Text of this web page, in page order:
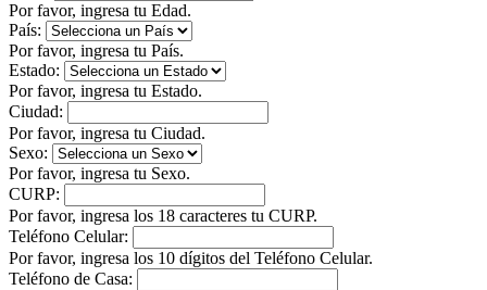
Por favor, ingresa tu Edad.
País:
Por favor, ingresa tu País.
Estado:
Por favor, ingresa tu Estado.
Ciudad:
Por favor, ingresa tu Ciudad.
Sexo:
Por favor, ingresa tu Sexo.
CURP:
Por favor, ingresa los 18 caracteres tu CURP.
Teléfono Celular:
Por favor, ingresa los 10 dígitos del Teléfono Celular.
Teléfono de Casa: